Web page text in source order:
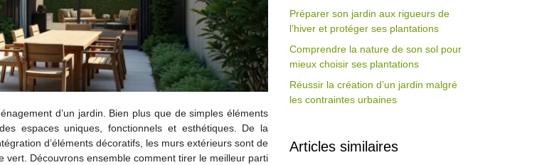
d’un jardin. Bien plus que de simples éléments
espaces uniques, fonctionnels et esthétiques. De la
d’éléments décoratifs, les murs extérieurs sont de
Découvrons ensemble comment tirer le meilleur parti
Préparer son jardin aux rigueurs de
l’hiver et protéger ses plantations
Comprendre la nature de son sol pour
mieux choisir ses plantations
Réussir la création d’un jardin malgré
les contraintes urbaines
Articles similaires